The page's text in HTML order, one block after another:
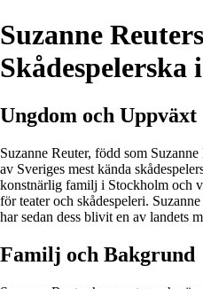
Suzanne
Ungdom och Uppväxt
Suzanne Reuter, född som
av Sveriges mest kända
konstnärlig familj i Stockholm och
för teater och skådespeleri.
har sedan dess blivit en av landets
Familj och Bakgrund